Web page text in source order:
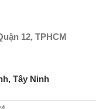
12, TPHCM
Tây Ninh